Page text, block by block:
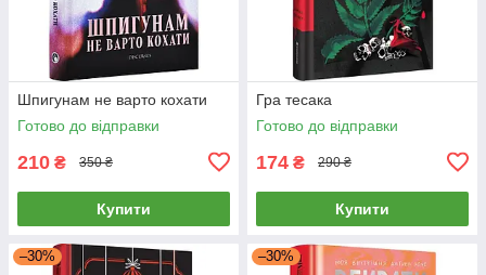
Шпигунам не варто кохати
Готово до відправки
210 ₴ 350 ₴
Купити
Гра тесака
Готово до відправки
174 ₴ 290 ₴
Купити
–30% –30%